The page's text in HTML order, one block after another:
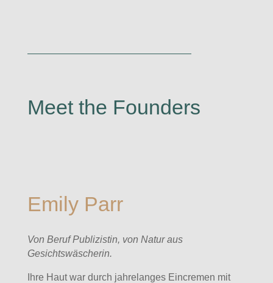
Meet the Founders
Emily Parr
Von Beruf Publizistin, von Natur aus
Gesichtswäscherin.
Ihre Haut war durch jahrelanges Eincremen mit